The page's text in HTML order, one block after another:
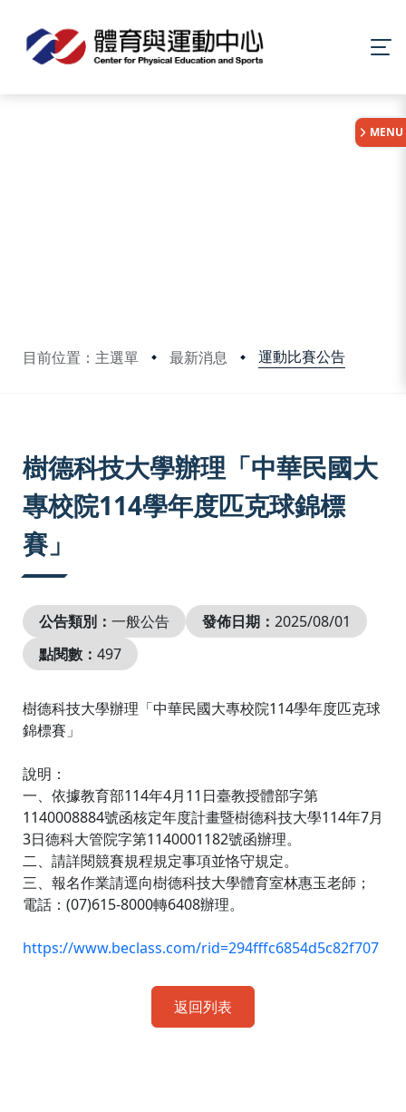
目前位置：主選單 最新消息 運動比賽公告
MENU
樹德科技大學辦理「中華民國大
專校院114學年度匹克球錦標
賽」
公告類別： 一般公告 發佈日期： 2025/08/01
點閱數： 497
樹德科技大學辦理「中華民國大專校院114學年度匹克球
錦標賽」
說明：
一、依據教育部114年4月11日臺教授體部字第
1140008884號函核定年度計畫暨樹德科技大學114年7月
3日德科大管院字第1140001182號函辦理。
二、請詳閱競賽規程規定事項並恪守規定。
三、報名作業請逕向樹德科技大學體育室林惠玉老師；
電話：(07)615-8000轉6408辦理。
https://www.beclass.com/rid=294fffc6854d5c82f707
返回列表